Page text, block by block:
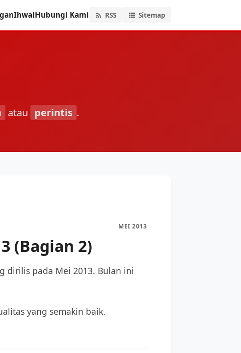
IhwalHubungi Kami RSS Sitemap
atau perintis .
MEI 2013
(Bagian 2)
dirilis pada Mei 2013. Bulan ini
yang semakin baik.